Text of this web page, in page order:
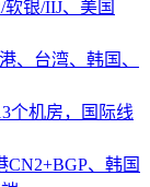
软银/IIJ、美国
、台湾、韩国、
个机房，国际线
CN2+BGP、韩国